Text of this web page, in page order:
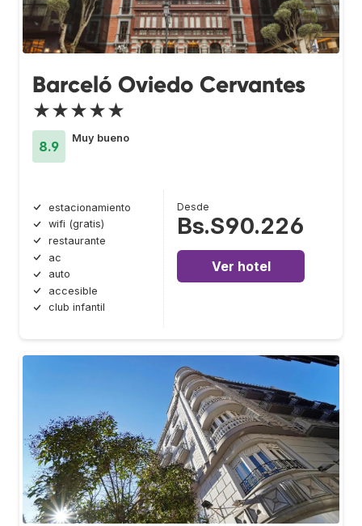
Barceló Oviedo Cervantes
★★★★★
8.9
Muy bueno
estacionamiento
wifi (gratis)
restaurante
ac
auto
accesible
club infantil
Desde
Bs.S90.226
Ver hotel